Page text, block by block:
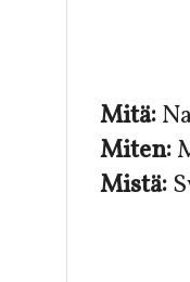
Mitä:
Miten:
Mistä: